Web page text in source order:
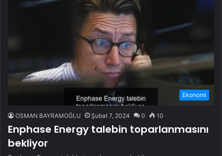
Ekonomi
OSMAN BAYRAMOĞLU Şubat 7, 2024 0 10
Enphase Energy talebin toparlanmasını
bekliyor